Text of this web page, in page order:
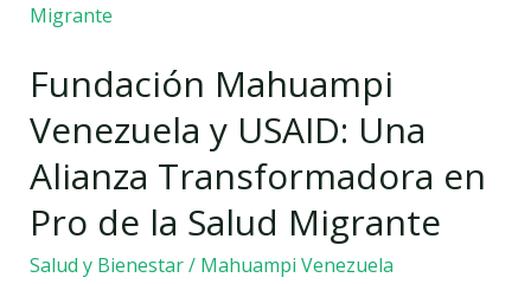
Fundación Mahuampi
Venezuela y USAID: Una
Alianza Transformadora en
Pro de la Salud Migrante
Salud y Bienestar/ Mahuampi Venezuela
Mahuampi
y
Una
Alianza
Transformadora
en
Pro